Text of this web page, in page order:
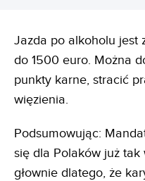
Jazda po alkoholu jest
do 1500 euro. Można
punkty karne, stracić
więzienia.
Podsumowując:
się dla Polaków już tak
głownie dlatego, że